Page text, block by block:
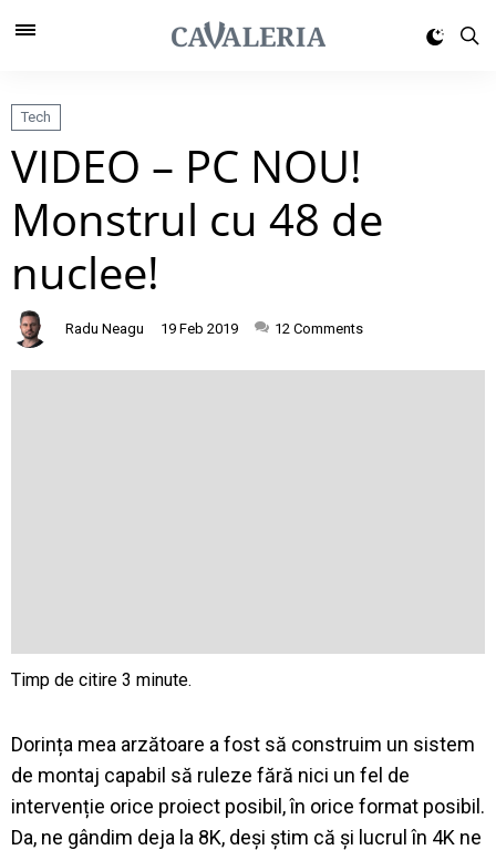
Tech
VIDEO – PC NOU!
Monstrul cu 48 de
nuclee!
Radu Neagu 19 Feb 2019 12 Comments
Dorința mea arzătoare a fost să construim un sistem
de montaj capabil să ruleze fără nici un fel de
intervenție orice proiect posibil, în orice format posibil.
Da, ne gândim deja la 8K, deși știm că și lucrul în 4K ne